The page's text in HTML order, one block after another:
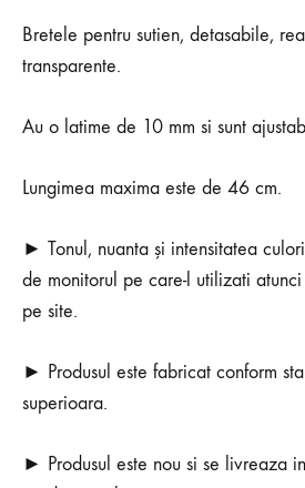
Bretele pentru sutien, detasabile,
transparente.
Au o latime de 10 mm si sunt
Lungimea maxima este de 46 cm.
► Tonul, nuanta și intensitatea
de monitorul pe care-l utilizati
pe site.
► Produsul este fabricat conform
superioara.
► Produsul este nou si se livreaza